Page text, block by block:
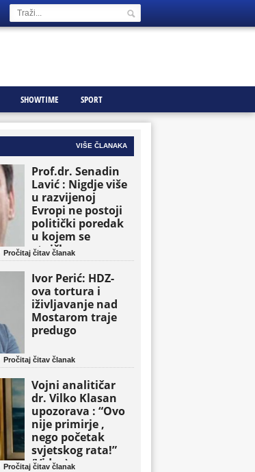
SHOWTIME SPORT
VIŠE ČLANAKA
Prof.dr. Senadin
Lavić : Nigdje više
u razvijenoj
Evropi ne postoji
politički poredak
u kojem se
etničke grupe
pojavljuju kao
osnovne političke
jedinice
Pročitaj čitav članak
Ivor Perić: HDZ-
ova tortura i
iživljavanje nad
Mostarom traje
predugo
Pročitaj čitav članak
Vojni analitičar
dr. Vilko Klasan
upozorava : “Ovo
nije primirje ,
nego početak
svjetskog rata!”
(Video)
Pročitaj čitav članak